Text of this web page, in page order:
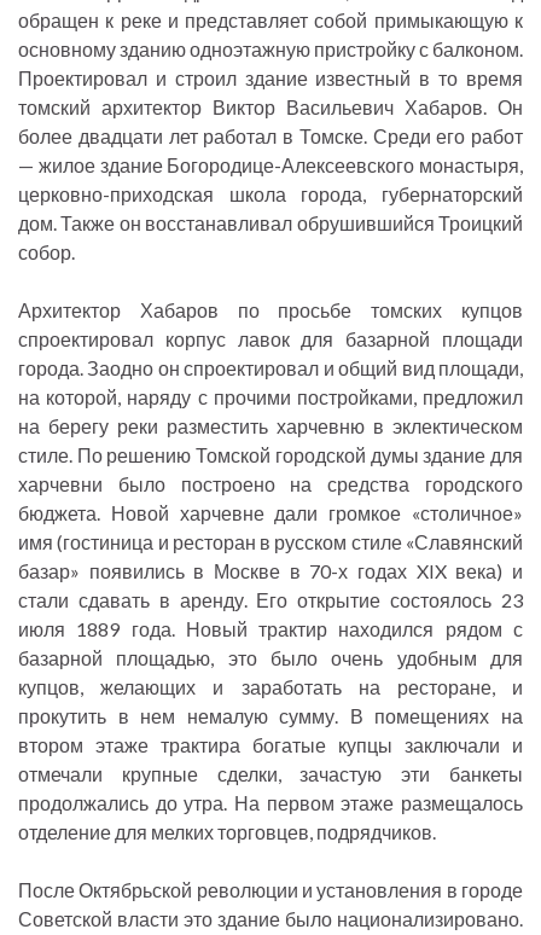
обращен к реке и представляет собой примыкающую к
основному зданию одноэтажную пристройку с балконом.
Проектировал и строил здание известный в то время
томский архитектор Виктор Васильевич Хабаров. Он
более двадцати лет работал в Томске. Среди его работ
— жилое здание Богородице-Алексеевского монастыря,
церковно-приходская школа города, губернаторский
дом. Также он восстанавливал обрушившийся Троицкий
собор.
Архитектор Хабаров по просьбе томских купцов
спроектировал корпус лавок для базарной площади
города. Заодно он спроектировал и общий вид площади,
на которой, наряду с прочими постройками, предложил
на берегу реки разместить харчевню в эклектическом
стиле. По решению Томской городской думы здание для
харчевни было построено на средства городского
бюджета. Новой харчевне дали громкое «столичное»
имя (гостиница и ресторан в русском стиле «Славянский
базар» появились в Москве в 70-х годах XIX века) и
стали сдавать в аренду. Его открытие состоялось 23
июля 1889 года. Новый трактир находился рядом с
базарной площадью, это было очень удобным для
купцов, желающих и заработать на ресторане, и
прокутить в нем немалую сумму. В помещениях на
втором этаже трактира богатые купцы заключали и
отмечали крупные сделки, зачастую эти банкеты
продолжались до утра. На первом этаже размещалось
отделение для мелких торговцев, подрядчиков.
После Октябрьской революции и установления в городе
Советской власти это здание было национализировано.